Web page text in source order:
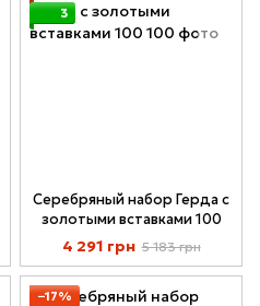
3
Серебряный набор Герда с
золотыми вставками 100
4 291 грн 5 183 грн
−17%